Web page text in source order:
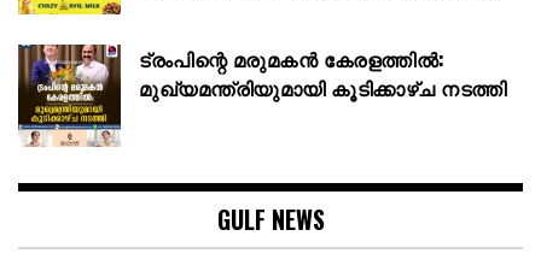
ട്രംപിന്റെ മരുമകൻ കേരളത്തിൽ:
മുഖ്യമന്ത്രിയുമായി കൂടിക്കാഴ്ച നടത്തി
GULF NEWS